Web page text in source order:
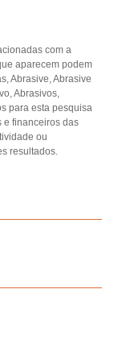
com a
aparecem podem
Abrasive, Abrasive
Abrasivos,
para esta pesquisa
e financeiros das
ou
resultados.